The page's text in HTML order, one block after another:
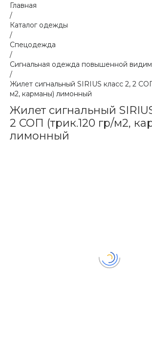
Главная
/
Каталог одежды
/
Спецодежда
/
Сигнальная одежда повышенной
/
Жилет сигнальный SIRIUS класс 2, 2
м2, карманы) лимонный
Жилет сигнальный
2 СОП (трик.120 гр/м2,
лимонный